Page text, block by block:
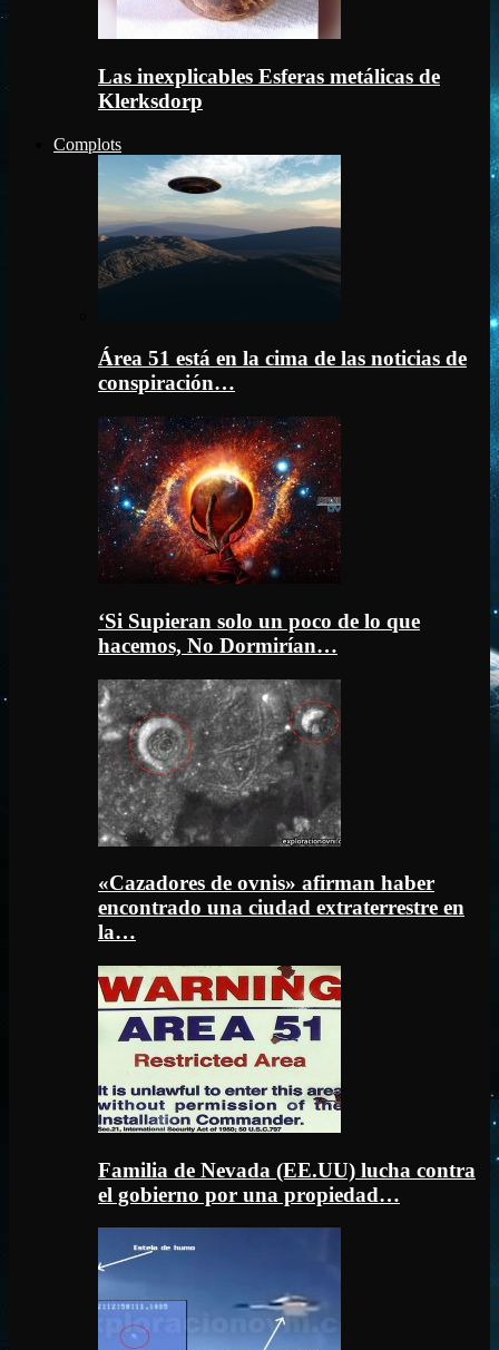
Las inexplicables Esferas metálicas de
Klerksdorp
Complots
Área 51 está en la cima de las noticias de
conspiración…
‘Si Supieran solo un poco de lo que
hacemos, No Dormirían…
«Cazadores de ovnis» afirman haber
encontrado una ciudad extraterrestre en
la…
Familia de Nevada (EE.UU) lucha contra
el gobierno por una propiedad…